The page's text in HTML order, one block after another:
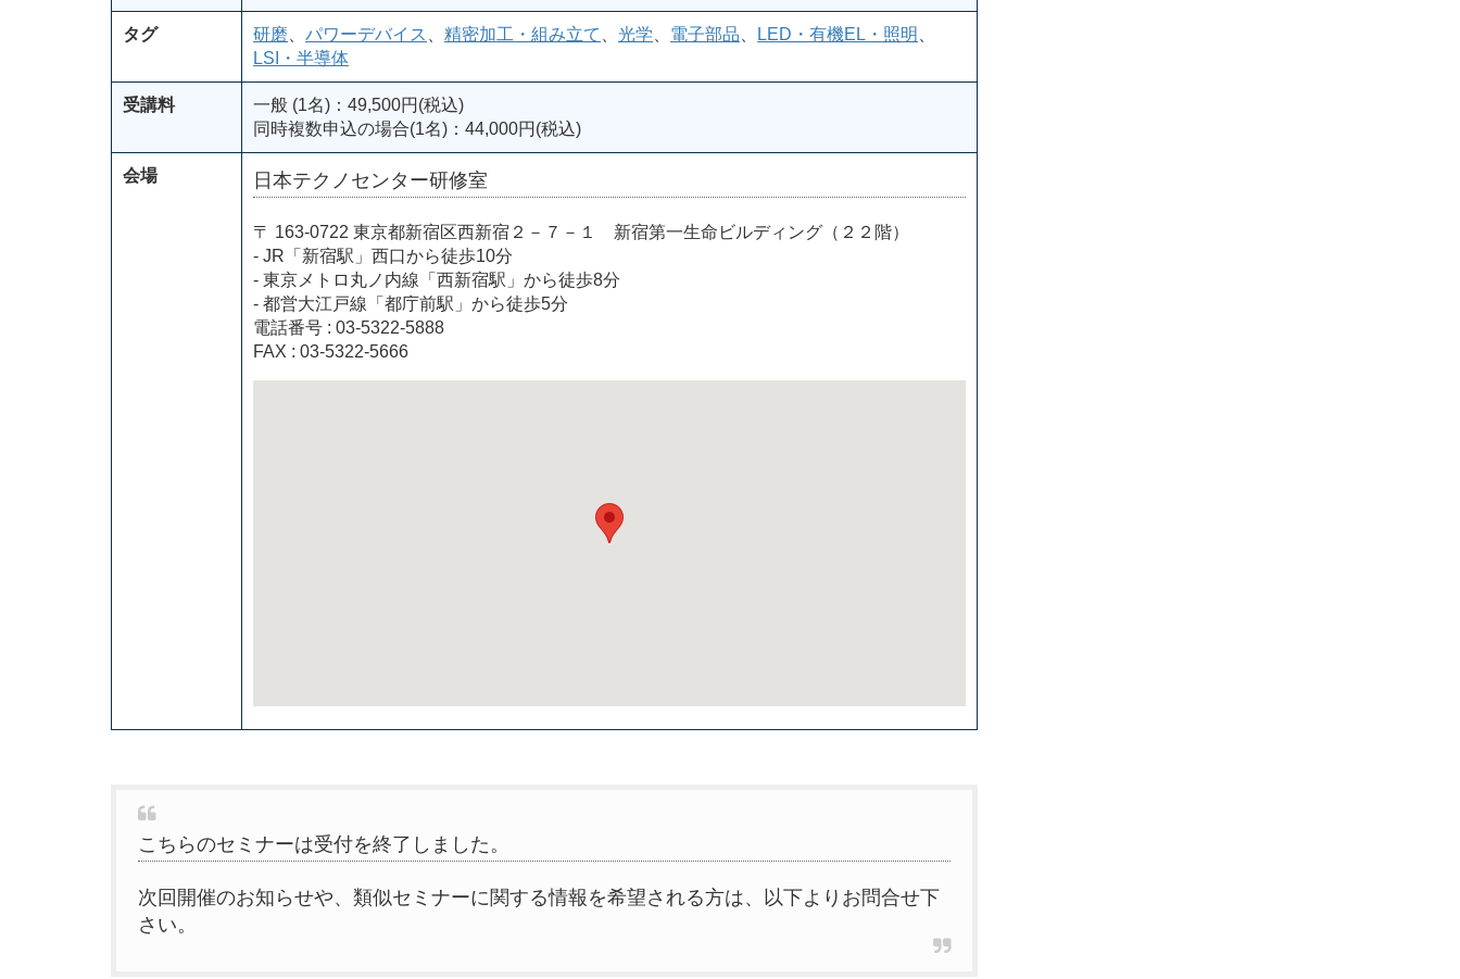
タグ 研磨 パワーデバイス 精密加工・組み立て 光学 電子部品 LED・有機EL・照明
LSI・半導体
受講料
一般 (1名)：49,500円(税込)
同時複数申込の場合(1名)：44,000円(税込)
会場 日本テクノセンター研修室
〒 163-0722 東京都新宿区西新宿２－７－１ 新宿第一生命ビルディング（２２階）
- JR「新宿駅」西口から徒歩10分
- 東京メトロ丸ノ内線「西新宿駅」から徒歩8分
- 都営大江戸線「都庁前駅」から徒歩5分
電話番号 : 03-5322-5888
FAX : 03-5322-5666
こちらのセミナーは受付を終了しました。
次回開催のお知らせや、類似セミナーに関する情報を希望される方は、以下よりお問合せ下
さい。